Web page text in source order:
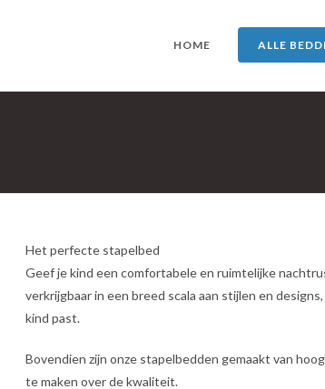
HOME ALLE
Het perfecte stapelbed
Geef je kind een comfortabele en ruimtelijke
verkrijgbaar in een breed scala aan stijlen en
kind past.
Bovendien zijn onze stapelbedden gemaakt van
te maken over de kwaliteit.